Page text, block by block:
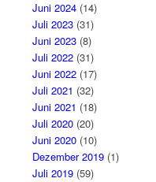
Juni 2024(14)
Juli 2023(31)
Juni 2023(8)
Juli 2022(31)
Juni 2022(17)
Juli 2021 (32)
Juni 2021 (18)
Juli 2020(20)
Juni 2020(10)
Dezember 2019(1)
Juli 2019(59)